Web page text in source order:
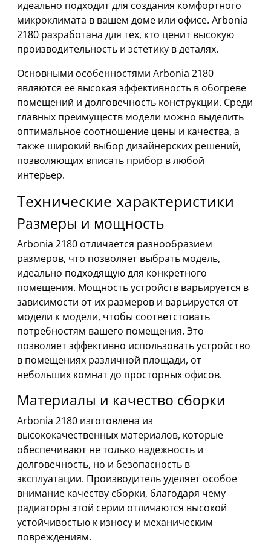
идеально подходит для создания комфортного
микроклимата в вашем доме или офисе. Arbonia
2180 разработана для тех, кто ценит высокую
производительность и эстетику в деталях.
Основными особенностями Arbonia 2180
являются ее высокая эффективность в обогреве
помещений и долговечность конструкции. Среди
главных преимуществ модели можно выделить
оптимальное соотношение цены и качества, а
также широкий выбор дизайнерских решений,
позволяющих вписать прибор в любой
интерьер.
Технические характеристики
Размеры и мощность
Arbonia 2180 отличается разнообразием
размеров, что позволяет выбрать модель,
идеально подходящую для конкретного
помещения. Мощность устройств варьируется в
зависимости от их размеров и варьируется от
модели к модели, чтобы соответстовать
потребностям вашего помещения. Это
позволяет эффективно использовать устройство
в помещениях различной площади, от
небольших комнат до просторных офисов.
Материалы и качество сборки
Arbonia 2180 изготовлена из
высококачественных материалов, которые
обеспечивают не только надежность и
долговечность, но и безопасность в
эксплуатации. Производитель уделяет особое
внимание качеству сборки, благодаря чему
радиаторы этой серии отличаются высокой
устойчивостью к износу и механическим
повреждениям.